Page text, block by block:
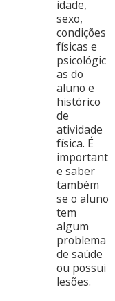
idade,
sexo,
condições
físicas e
psicológic
as do
aluno e
histórico
de
atividade
física. É
important
e saber
também
se o aluno
tem
algum
problema
de saúde
ou possui
lesões.